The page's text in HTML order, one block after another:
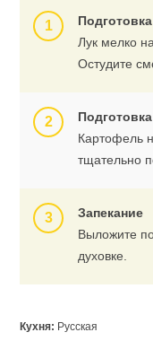
Лук мелко
Остудите
Картофель
тщательно
Запекание
Выложите
духовке.
Кухня: Русская